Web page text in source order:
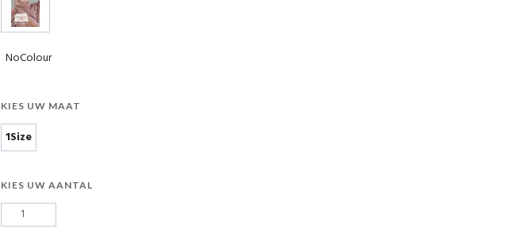
NoColour
KIES UW MAAT
1Size
KIES UW AANTAL